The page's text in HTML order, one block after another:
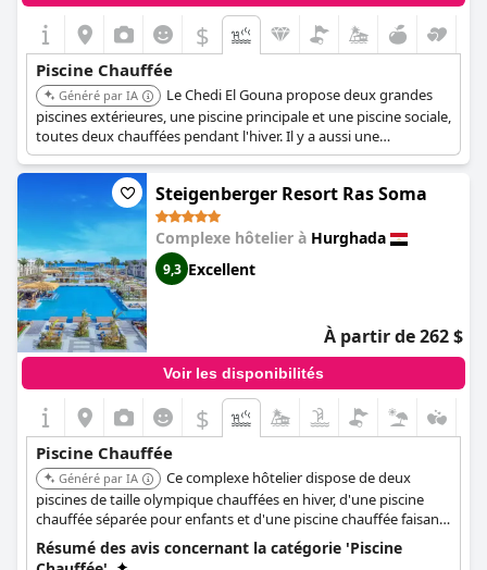
$
Piscine Chauffée
Généré par IA
Le Chedi El Gouna propose deux grandes
piscines extérieures, une piscine principale et une piscine sociale,
toutes deux chauffées pendant l'hiver. Il y a aussi une
pataugeoire surveillée par un maître nageur qui est chauffée en
hiver.
Steigenberger Resort Ras Soma
Complexe hôtelier à Hurghada
9,3 Excellent
À partir de 262 $
Voir les disponibilités
$
Piscine Chauffée
Généré par IA
Ce complexe hôtelier dispose de deux
piscines de taille olympique chauffées en hiver, d'une piscine
chauffée séparée pour enfants et d'une piscine chauffée faisant
partie de l'Aqua Park. Certaines suites et villas proposent
également des piscines privées chauffées avec accès direct.
Résumé des avis concernant la catégorie 'Piscine